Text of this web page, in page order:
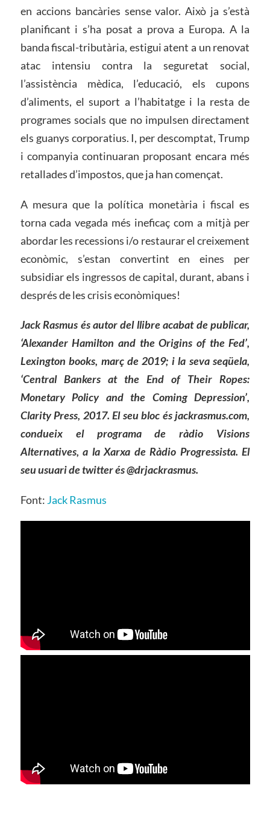
en accions bancàries sense valor. Això ja s’està
planificant i s’ha posat a prova a Europa. A la
banda fiscal-tributària, estigui atent a un renovat
atac intensiu contra la seguretat social,
l’assistència mèdica, l’educació, els cupons
d’aliments, el suport a l’habitatge i la resta de
programes socials que no impulsen directament
els guanys corporatius. I, per descomptat, Trump
i companyia continuaran proposant encara més
retallades d’impostos, que ja han començat.
A mesura que la política monetària i fiscal es
torna cada vegada més ineficaç com a mitjà per
abordar les recessions i/o restaurar el creixement
econòmic, s’estan convertint en eines per
subsidiar els ingressos de capital, durant, abans i
després de les crisis econòmiques!
Jack Rasmus és autor del llibre acabat de publicar,
‘Alexander Hamilton and the Origins of the Fed’,
Lexington books, març de 2019; i la seva seqüela,
‘Central Bankers at the End of Their Ropes:
Monetary Policy and the Coming Depression’,
Clarity Press, 2017. El seu bloc és jackrasmus.com,
condueix el programa de ràdio Visions
Alternatives, a la Xarxa de Ràdio Progressista. El
seu usuari de twitter és @drjackrasmus.
Font: Jack Rasmus